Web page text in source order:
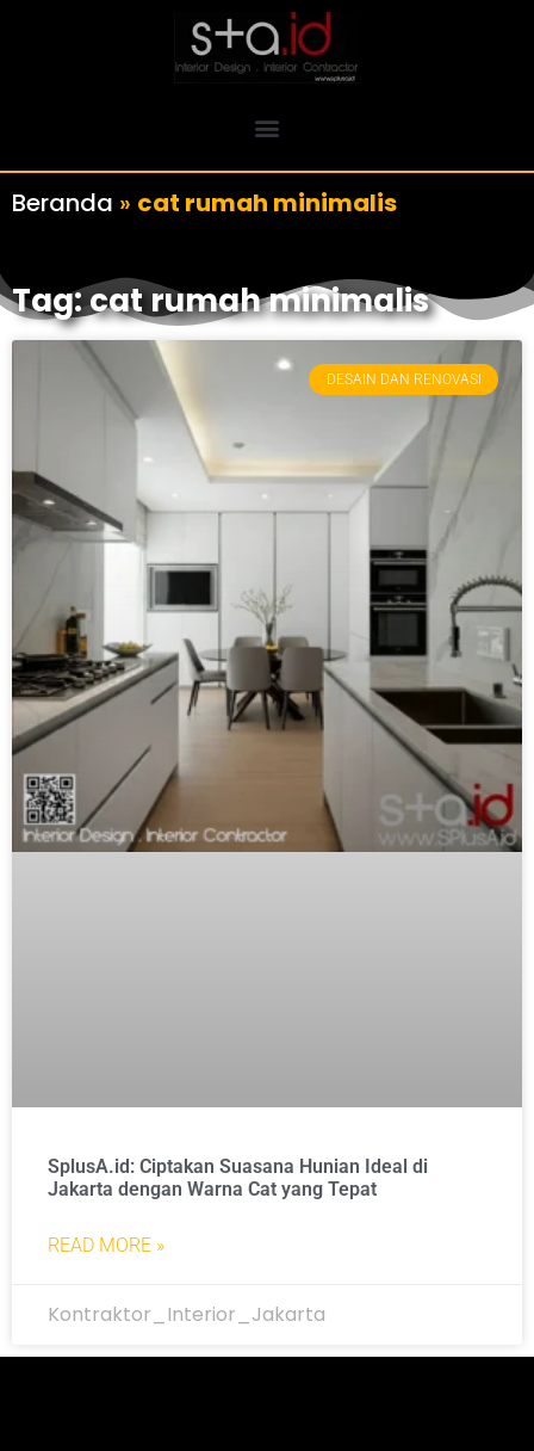
Beranda » cat rumah minimalis
Tag: cat rumah minimalis
DESAIN DAN RENOVASI
SplusA.id: Ciptakan Suasana Hunian Ideal di
Jakarta dengan Warna Cat yang Tepat
READ MORE »
Kontraktor_Interior_Jakarta